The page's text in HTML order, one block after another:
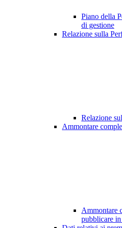
Piano della
di gestione
Relazione sulla
Relazione
Ammontare
Ammontare
pubblicare